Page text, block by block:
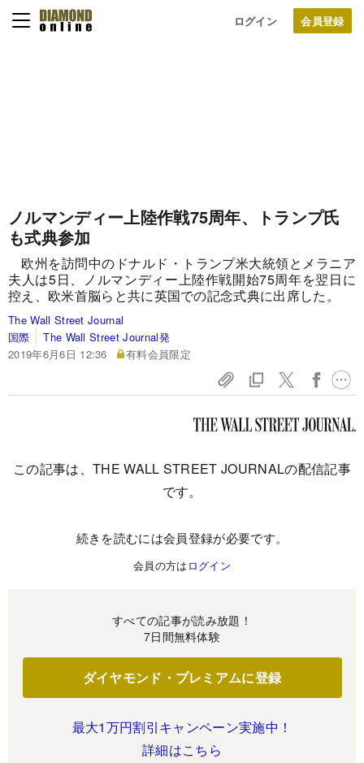
ログイン
ノルマンディー上陸作戦75周年、トランプ氏
も式典参加
欧州を訪問中のドナルド・トランプ米大統領とメラニア
夫人は5日、ノルマンディー上陸作戦開始75周年を翌日に
控え、欧米首脳らと共に英国での記念式典に出席した。
The Wall Street Journal
国際
The Wall Street Journal発
2019年6月6日 12:36
有料会員限定
この記事は、THE WALL STREET JOURNALの配信記事
です。
続きを読むには会員登録が必要です。
会員の方は ログイン
すべての記事が読み放題！
7日間無料体験
ダイヤモンド・プレミアムに登録
最大1万円割引キャンペーン実施中！
詳細はこちら